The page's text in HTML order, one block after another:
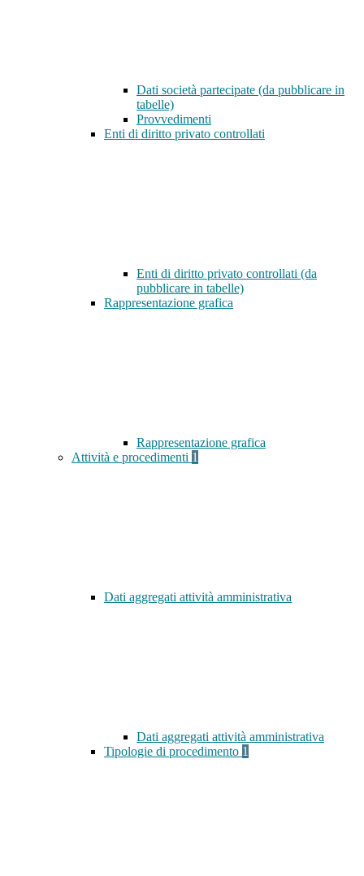
Dati società partecipate (da pubblicare in
tabelle)
Provvedimenti
Enti di diritto privato controllati
Enti di diritto privato controllati (da
pubblicare in tabelle)
Rappresentazione grafica
Rappresentazione grafica
Attività e procedimenti 1
Dati aggregati attività amministrativa
Dati aggregati attività amministrativa
Tipologie di procedimento 1